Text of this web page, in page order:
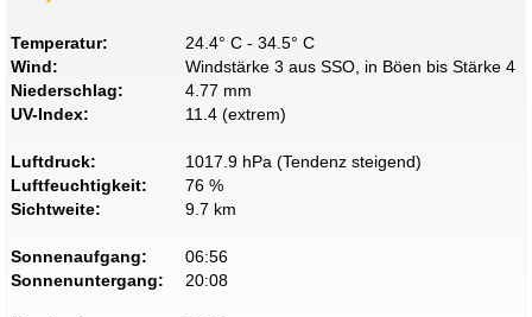
Temperatur:
24.4° C - 34.5° C
Wind:
Windstärke 3 aus SSO, in Böen bis Stärke 4
Niederschlag:
4.77 mm
UV-Index:
11.4 (extrem)
Luftdruck:
1017.9 hPa (Tendenz steigend)
Luftfeuchtigkeit:
76 %
Sichtweite:
9.7 km
Sonnenaufgang:
06:56
Sonnenuntergang:
20:08